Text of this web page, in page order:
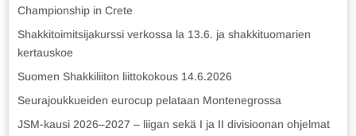
Championship in Crete
Shakkitoimitsijakurssi verkossa la 13.6. ja shakkituomarien
kertauskoe
Suomen Shakkiliiton liittokokous 14.6.2026
Seurajoukkueiden eurocup pelataan Montenegrossa
JSM-kausi 2026–2027 – liigan sekä I ja II divisioonan ohjelmat